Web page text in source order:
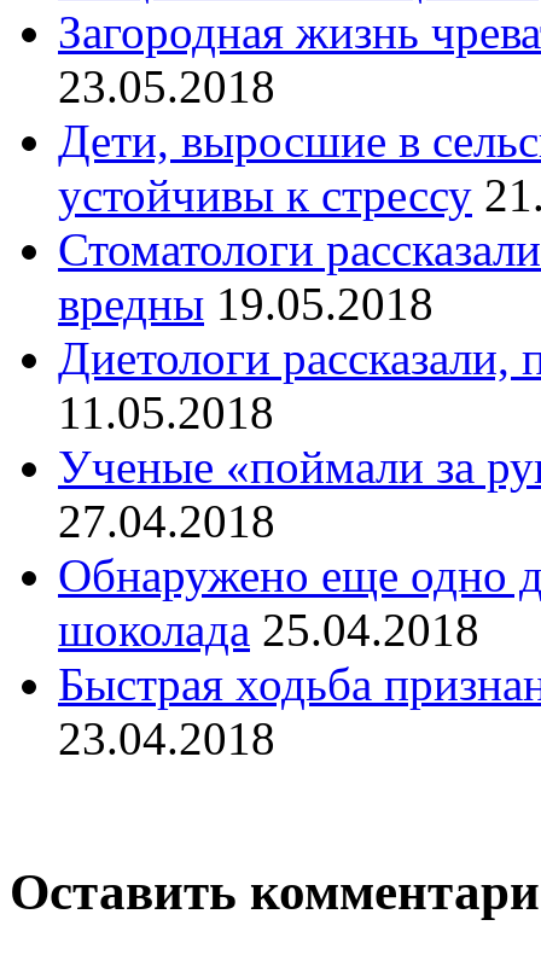
Загородная жизнь
23.05.2018
Дети, выросшие в
устойчивы к стрессу
Стоматологи
вредны 19.05.2018
Диетологи
11.05.2018
Ученые «поймали за
27.04.2018
Обнаружено еще одно
шоколада 25.04.2018
Быстрая ходьба
23.04.2018
Оставить